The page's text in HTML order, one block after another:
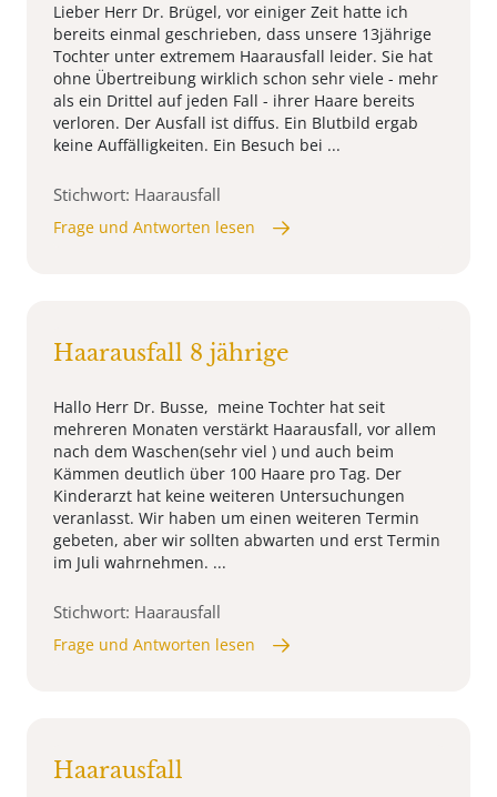
Lieber Herr Dr. Brügel, vor einiger Zeit hatte ich
bereits einmal geschrieben, dass unsere 13jährige
Tochter unter extremem Haarausfall leider. Sie hat
ohne Übertreibung wirklich schon sehr viele - mehr
als ein Drittel auf jeden Fall - ihrer Haare bereits
verloren. Der Ausfall ist diffus. Ein Blutbild ergab
keine Auffälligkeiten. Ein Besuch bei ...
Stichwort: Haarausfall
Frage und Antworten lesen
Haarausfall 8 jährige
Hallo Herr Dr. Busse, meine Tochter hat seit
mehreren Monaten verstärkt Haarausfall, vor allem
nach dem Waschen(sehr viel ) und auch beim
Kämmen deutlich über 100 Haare pro Tag. Der
Kinderarzt hat keine weiteren Untersuchungen
veranlasst. Wir haben um einen weiteren Termin
gebeten, aber wir sollten abwarten und erst Termin
im Juli wahrnehmen. ...
Stichwort: Haarausfall
Frage und Antworten lesen
Haarausfall